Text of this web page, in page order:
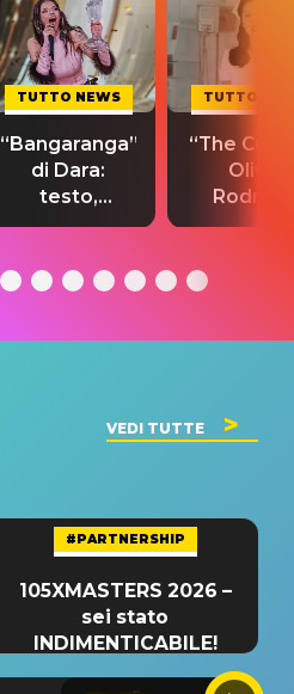
TUTTO NEWS
“Bangaranga”
di Dara:
testo,
traduzione e
del singolo
TUTTO
“The
Olivia
testo,
VEDI TUTTE
#PARTNERSHIP
105XMASTERS 2026 –
sei stato
INDIMENTICABILE!